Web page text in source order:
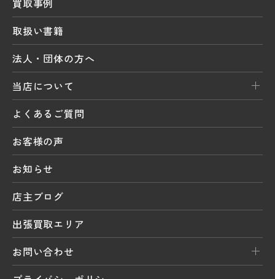
買取事例
取扱い書籍
法人・団体の方へ
当店について
よくあるご質問
お客様の声
お知らせ
店主ブログ
出張買取エリア
お問い合わせ